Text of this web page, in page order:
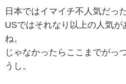
日本ではイマイチ不人気だっ
USではそれなり以上の人気が
ね。
じゃなかったらここまでがっ
うし。